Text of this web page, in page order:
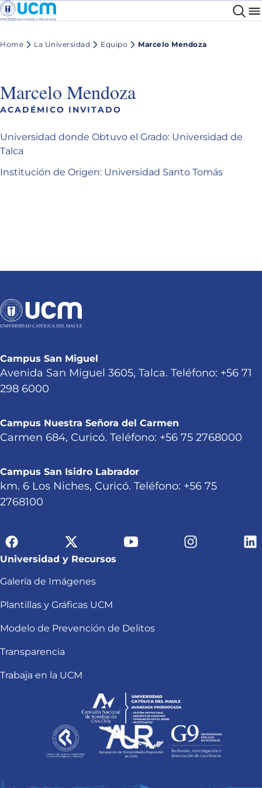
Home La Universidad Equipo Marcelo Mendoza
Marcelo Mendoza
ACADÉMICO INVITADO
Universidad donde Obtuvo el Grado: Universidad de
Talca
Institución de Origen: Universidad Santo Tomás
Campus San Miguel
Avenida San Miguel 3605, Talca. Teléfono: +56 71
298 6000
Campus Nuestra Señora del Carmen
Carmen 684, Curicó. Teléfono: +56 75 2768000
Campus San Isidro Labrador
km. 6 Los Niches, Curicó. Teléfono: +56 75
2768100
Universidad y Recursos
Galería de Imágenes
Plantillas y Gráficas UCM
Modelo de Prevención de Delitos
Transparencia
Trabaja en la UCM